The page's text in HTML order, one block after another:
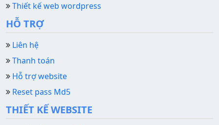
Thiết kế web wordpress
HỖ TRỢ
Liên hệ
Thanh toán
Hỗ trợ website
Reset pass Md5
THIẾT KẾ WEBSITE